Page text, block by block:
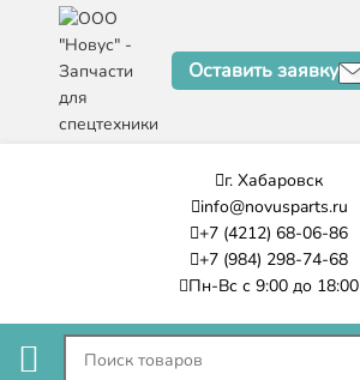
Оставить заявку
г. Хабаровск
info@novusparts.ru
+7 (4212) 68-06-86
+7 (984) 298-74-68
Пн-Вс с 9:00 до 18:00